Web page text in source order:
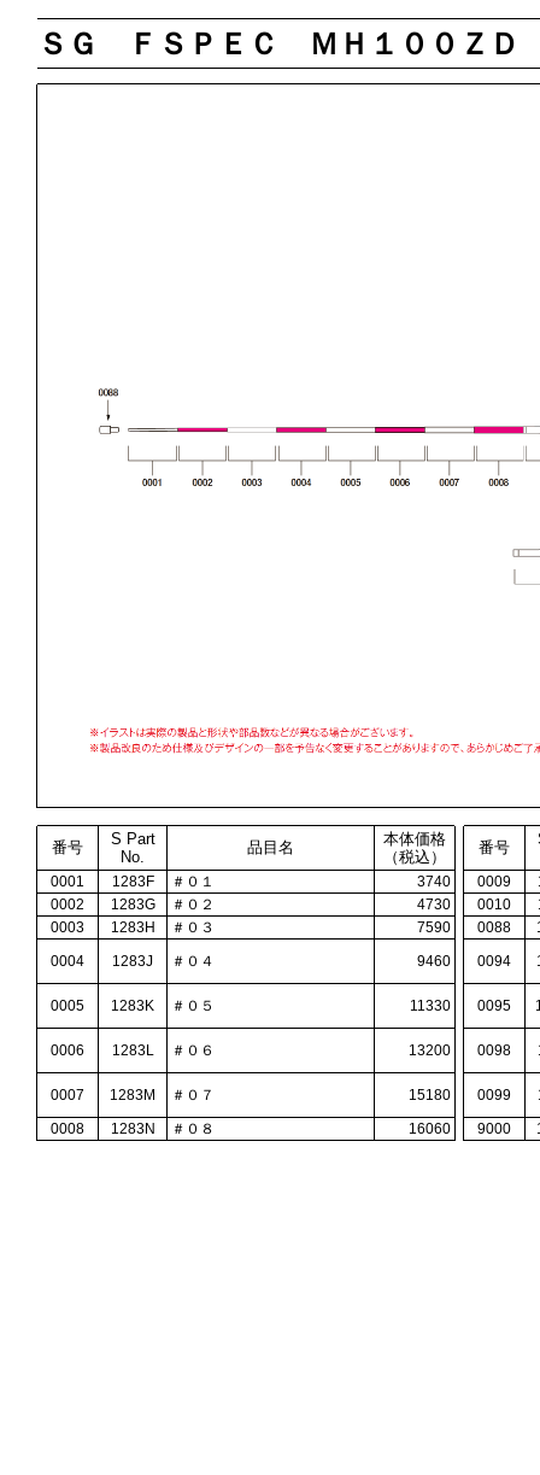
ＳＧ ＦＳＰＥＣ ＭＨ１００ＺＤ
番号
S Part
No.
品目名
本体価格
（税込）
番号
0001 1283F ＃０１ 3740 0009
0002
1283G ＃０２ 4730 0010
0003
1283H ＃０３ 7590 0088
0004
1283J ＃０４ 9460 0094
0005 1283K ＃０５ 11330 0095
0006 1283L ＃０６ 13200 0098
0007 1283M ＃０７ 15180 0099
0008
1283N ＃０８ 16060 9000